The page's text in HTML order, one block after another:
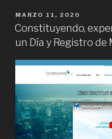
POSTED
ON
MARZO 11, 2020
Constituyendo,
un Día y Registro de